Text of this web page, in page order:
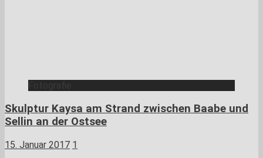
Skulptur Kaysa am Strand zwischen Baabe und
Sellin an der Ostsee
15. Januar 2017 1